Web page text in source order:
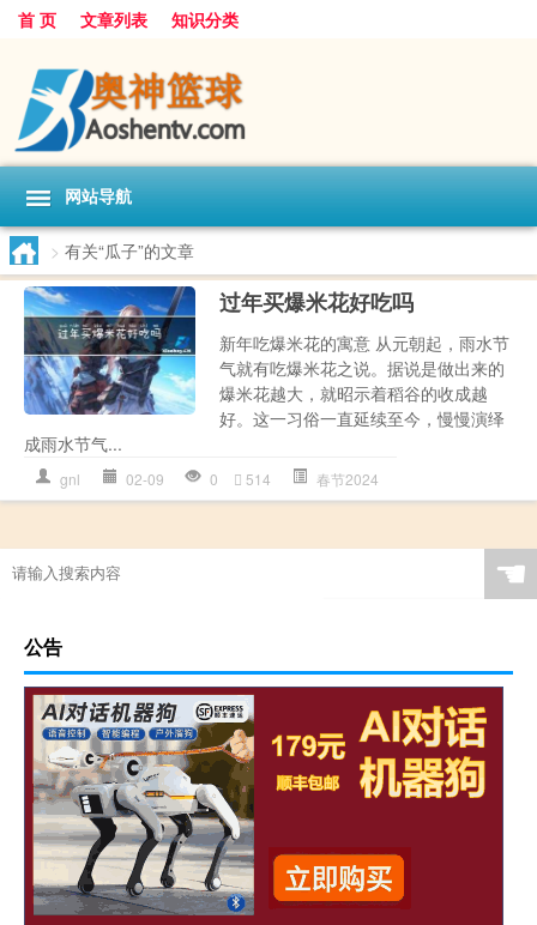
首 页 文章列表 知识分类
网站导航
> 有关“瓜子”的文章
过年买爆米花好吃吗
新年吃爆米花的寓意 从元朝起，雨水节
气就有吃爆米花之说。据说是做出来的
爆米花越大，就昭示着稻谷的收成越
好。这一习俗一直延续至今，慢慢演绎
成雨水节气...
gnl 02-09 0 514 春节2024
☚
公告